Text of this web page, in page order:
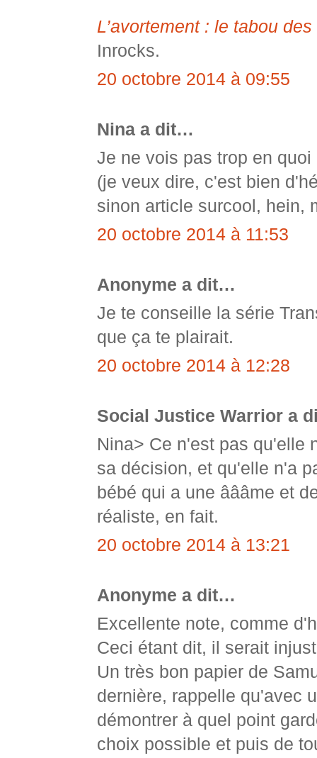
L’avortement : le tabou
Inrocks.
20 octobre 2014 à 09:55
Nina a dit…
Je ne vois pas trop en
(je veux dire, c'est bien
sinon article surcool, hein,
20 octobre 2014 à 11:53
Anonyme a dit…
Je te conseille la série
que ça te plairait.
20 octobre 2014 à 12:28
Social Justice Warrior a
Nina> Ce n'est pas qu'elle
sa décision, et qu'elle n'a
bébé qui a une âââme et
réaliste, en fait.
20 octobre 2014 à 13:21
Anonyme a dit…
Excellente note, comme
Ceci étant dit, il serait
Un très bon papier de
dernière, rappelle qu'avec
démontrer à quel point
choix possible et puis de